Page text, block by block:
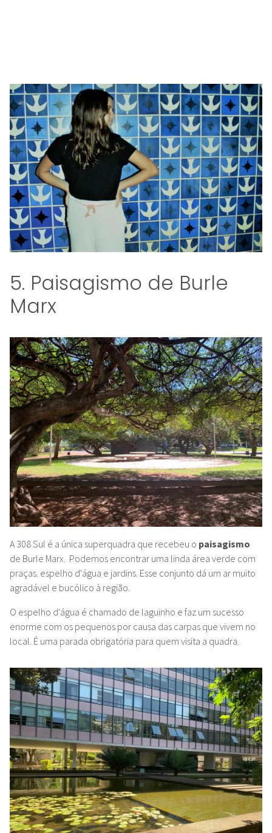
5. Paisagismo de Burle
Marx
A 308 Sul é a única superquadra que recebeu o paisagismo
de Burle Marx. Podemos encontrar uma linda área verde com
praças. espelho d'água e jardins. Esse conjunto dá um ar muito
agradável e bucólico à região.
O espelho d'água é chamado de laguinho e faz um sucesso
enorme com os pequenos por causa das carpas que vivem no
local. É uma parada obrigatória para quem visita a quadra.